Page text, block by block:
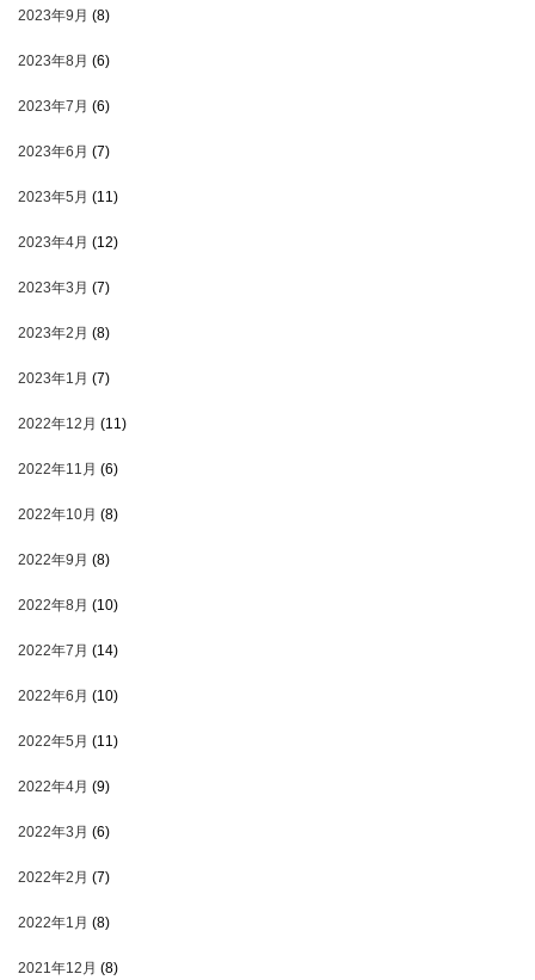
2023年9月 (8)
2023年8月 (6)
2023年7月 (6)
2023年6月 (7)
2023年5月 (11)
2023年4月 (12)
2023年3月 (7)
2023年2月 (8)
2023年1月 (7)
2022年12月 (11)
2022年11月 (6)
2022年10月 (8)
2022年9月 (8)
2022年8月 (10)
2022年7月 (14)
2022年6月 (10)
2022年5月 (11)
2022年4月 (9)
2022年3月 (6)
2022年2月 (7)
2022年1月 (8)
2021年12月 (8)